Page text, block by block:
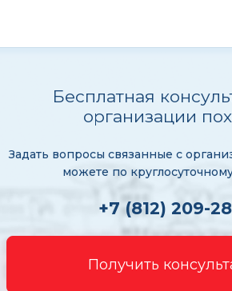
Бесплатная
организации
Задать вопросы связанные с
можете по
+7 (812) 209-
Получить